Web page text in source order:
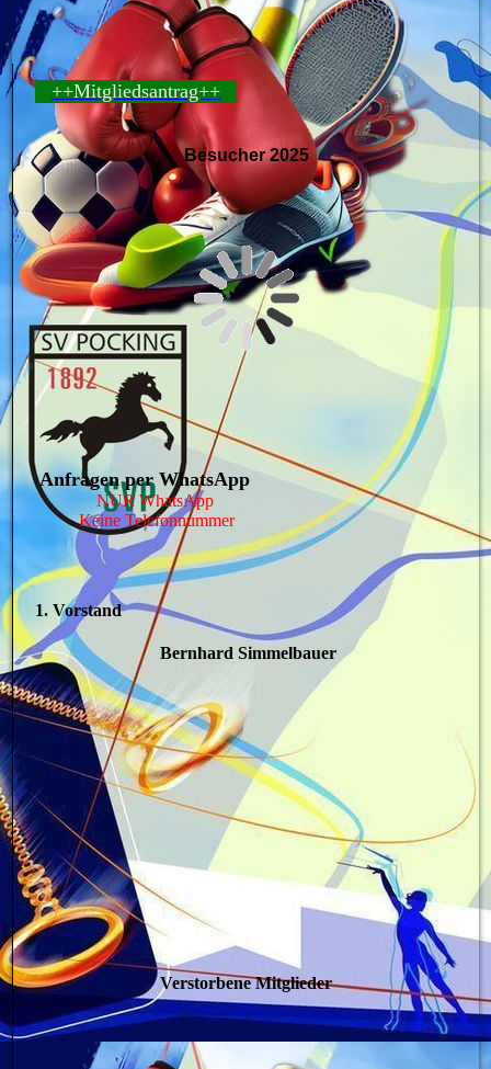
++Mitgliedsantrag++
Besucher 2025
Anfragen per WhatsApp
NUR WhatsApp
Keine Telefonnummer
1. Vorstand
Bernhard Simmelbauer
Verstorbene Mitglieder